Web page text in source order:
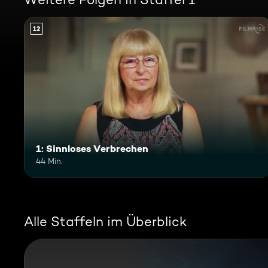
12
1: Sinnloses Verbrechen
44 Min.
Alle Staffeln im Überblick